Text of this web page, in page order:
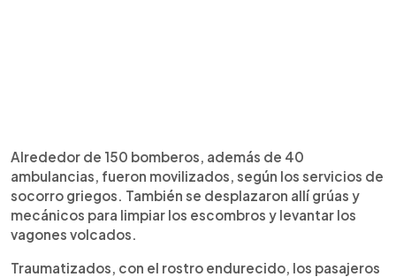
Alrededor de 150 bomberos, además de 40
ambulancias, fueron movilizados, según los servicios de
socorro griegos. También se desplazaron allí grúas y
mecánicos para limpiar los escombros y levantar los
vagones volcados.
Traumatizados, con el rostro endurecido, los pasajeros